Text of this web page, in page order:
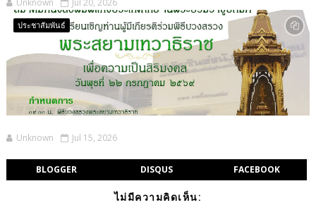
Unknown Jul 20, 2026
ประชาสัมพันธ์
Unknown Jul 15, 2026
BLOGGER DISQUS FACEBOOK
ไม่มีความคิดเห็น: